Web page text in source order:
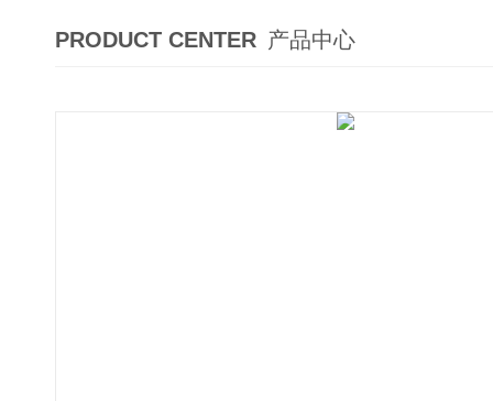
PRODUCT CENTER 产品中心